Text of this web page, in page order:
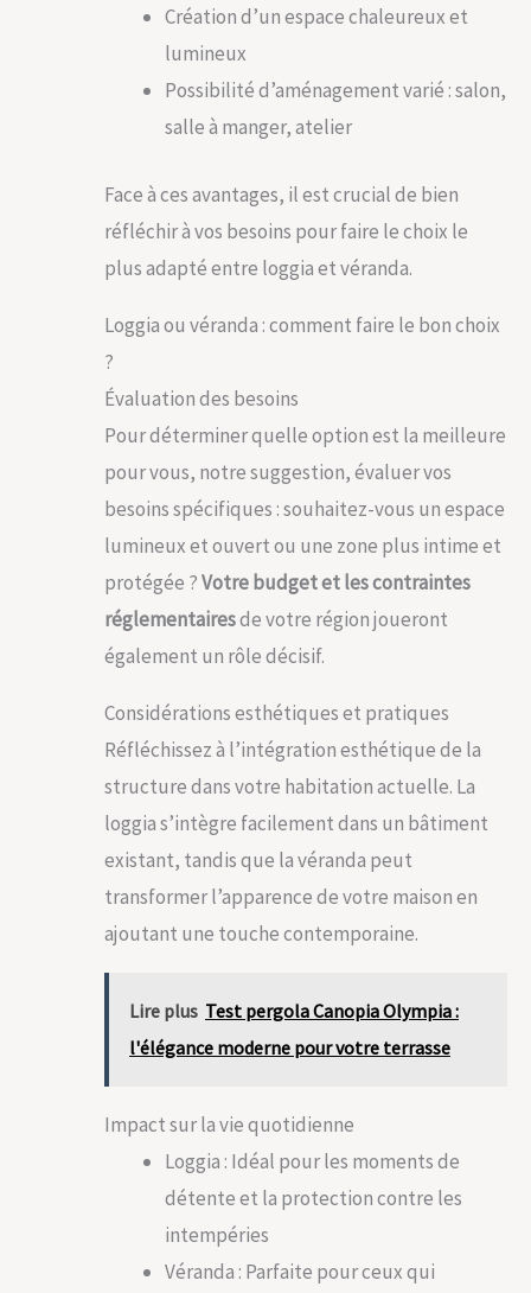
Création d’un espace chaleureux et
lumineux
Possibilité d’aménagement varié : salon,
salle à manger, atelier
Face à ces avantages, il est crucial de bien
réfléchir à vos besoins pour faire le choix le
plus adapté entre loggia et véranda.
Loggia ou véranda : comment faire le bon choix
?
Évaluation des besoins
Pour déterminer quelle option est la meilleure
pour vous, notre suggestion, évaluer vos
besoins spécifiques : souhaitez-vous un espace
lumineux et ouvert ou une zone plus intime et
protégée ?Votre budget et les contraintes
réglementairesde votre région joueront
également un rôle décisif.
Considérations esthétiques et pratiques
Réfléchissez à l’intégration esthétique de la
structure dans votre habitation actuelle. La
loggia s’intègre facilement dans un bâtiment
existant, tandis que la véranda peut
transformer l’apparence de votre maison en
ajoutant une touche contemporaine.
Lire plus Test pergola Canopia Olympia :
l'élégance moderne pour votre terrasse
Impact sur la vie quotidienne
Loggia : Idéal pour les moments de
détente et la protection contre les
intempéries
Véranda : Parfaite pour ceux qui